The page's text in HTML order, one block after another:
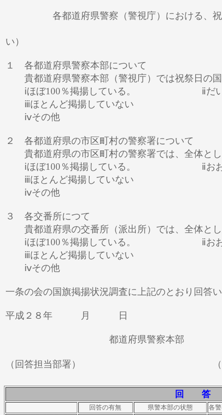
各都道府県警察（警視庁）における、祝祭
い）
１ 各都道府県警察本部について
貴都道府県警察本部（警視庁）では祝祭日の国
ⅰほぼ100％掲揚している。 ⅱだ
ⅲほとんど掲揚していない
ⅳそ
２ 各都道府県の市区町村の警察署について
貴都道府県の市区町村の警察署では、全体とし
ⅰほぼ100％掲揚している。 ⅱお
ⅲほとんど掲揚していない
ⅳそ
３ 各交番所につて
貴都道府県の交番所（派出所）では、全体とし
ⅰほぼ100％掲揚している。 ⅱお
ⅲほとんど掲揚していない
ⅳそ
一条の会の国旗掲揚状況調査に上記のとおり回答
平成２８年 月 日
都道府県警察本部
（回答担当部署） （回
回 答
回答の有無 県警本部の状態
各